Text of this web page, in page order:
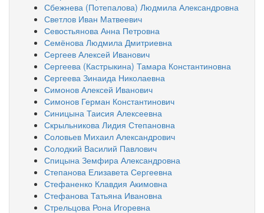
Сбежнева (Потепалова) Людмила Александровна
Светлов Иван Матвеевич
Севостьянова Анна Петровна
Семёнова Людмила Дмитриевна
Сергеев Алексей Иванович
Сергеева (Кастрыкина) Тамара Константиновна
Сергеева Зинаида Николаевна
Симонов Алексей Иванович
Симонов Герман Константинович
Синицына Таисия Алексеевна
Скрыльникова Лидия Степановна
Соловьев Михаил Александрович
Солодкий Василий Павлович
Спицына Земфира Александровна
Степанова Елизавета Сергеевна
Стефаненко Клавдия Акимовна
Стефанова Татьяна Ивановна
Стрельцова Рона Игоревна